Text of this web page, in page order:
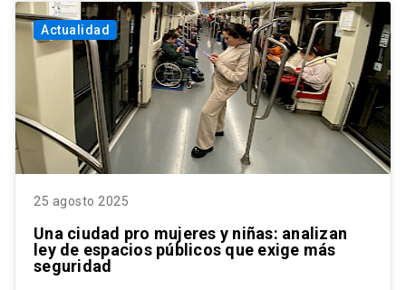
Actualidad
25 agosto 2025
Una ciudad pro mujeres y niñas: analizan
ley de espacios públicos que exige más
seguridad